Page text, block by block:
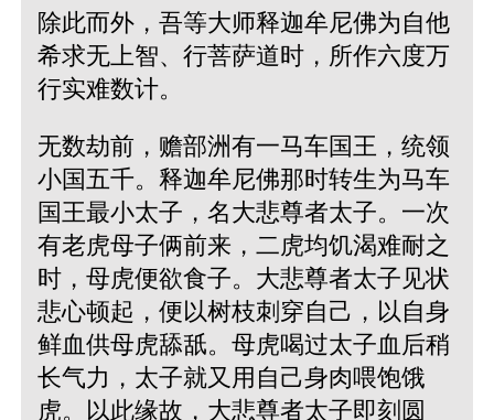
除此而外，吾等大师释迦牟尼佛为自他
希求无上智、行菩萨道时，所作六度万
行实难数计。
无数劫前，赡部洲有一马车国王，统领
小国五千。释迦牟尼佛那时转生为马车
国王最小太子，名大悲尊者太子。一次
有老虎母子俩前来，二虎均饥渴难耐之
时，母虎便欲食子。大悲尊者太子见状
悲心顿起，便以树枝刺穿自己，以自身
鲜血供母虎舔舐。母虎喝过太子血后稍
长气力，太子就又用自己身肉喂饱饿
虎。以此缘故，大悲尊者太子即刻圆